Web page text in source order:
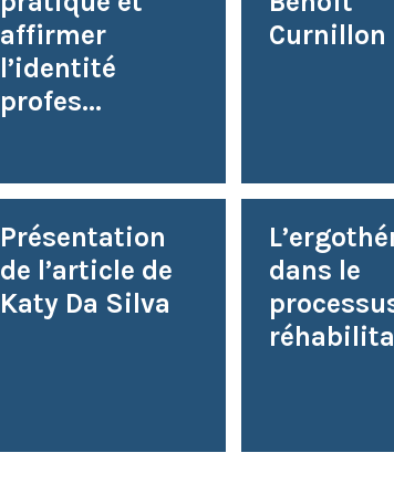
affirmer
l’identité
profes...
Curnillon
Présentation
de l’article de
Katy Da Silva
dans le